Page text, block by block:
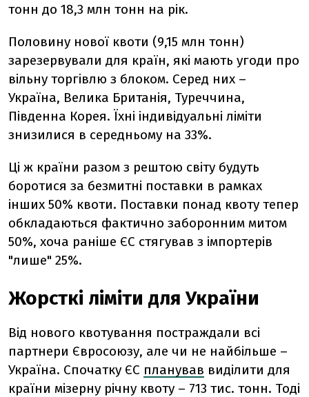
тонн до 18,3 млн тонн на рік.
Половину нової квоти (9,15 млн тонн)
зарезервували для країн, які мають угоди про
вільну торгівлю з блоком. Серед них –
Україна, Велика Британія, Туреччина,
Південна Корея. Їхні індивідуальні ліміти
знизилися в середньому на 33%.
Ці ж країни разом з рештою світу будуть
боротися за безмитні поставки в рамках
інших 50% квоти. Поставки понад квоту тепер
обкладаються фактично заборонним митом
50%, хоча раніше ЄС стягував з імпортерів
"лише" 25%.
Жорсткі ліміти для України
Від нового квотування постраждали всі
партнери Євросоюзу, але чи не найбільше –
Україна. Спочатку ЄС планував виділити для
країни мізерну річну квоту – 713 тис. тонн. Тоді